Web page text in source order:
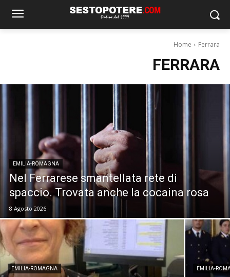
Home Ferrara
FERRARA
EMILIA-ROMAGNA
Nel Ferrarese smantellata rete di
spaccio. Trovata anche la cocaina rosa
8 Agosto 2026
EMILIA-ROMAGNA EMILIA-